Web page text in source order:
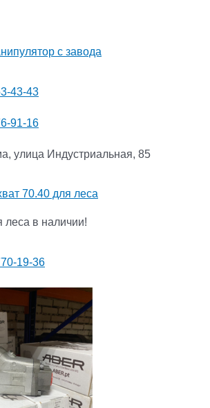
43-43
91-16
улица Индустриальная, 85
леса в наличии!
19-36